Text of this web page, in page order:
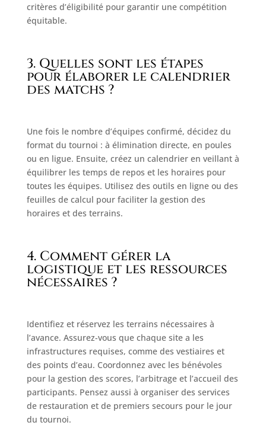
critères d’éligibilité pour garantir une compétition
équitable.
3. Quelles sont les étapes
pour élaborer le calendrier
des matchs ?
Une fois le nombre d’équipes confirmé, décidez du
format du tournoi : à élimination directe, en poules
ou en ligue. Ensuite, créez un calendrier en veillant à
équilibrer les temps de repos et les horaires pour
toutes les équipes. Utilisez des outils en ligne ou des
feuilles de calcul pour faciliter la gestion des
horaires et des terrains.
4. Comment gérer la
logistique et les ressources
nécessaires ?
Identifiez et réservez les terrains nécessaires à
l’avance. Assurez-vous que chaque site a les
infrastructures requises, comme des vestiaires et
des points d’eau. Coordonnez avec les bénévoles
pour la gestion des scores, l’arbitrage et l’accueil des
participants. Pensez aussi à organiser des services
de restauration et de premiers secours pour le jour
du tournoi.